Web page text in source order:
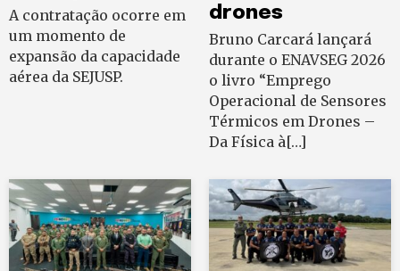
A contratação ocorre em
um momento de
expansão da capacidade
aérea da SEJUSP.
drones
Bruno Carcará lançará
durante o ENAVSEG 2026
o livro “Emprego
Operacional de Sensores
Térmicos em Drones –
Da Física à[…]